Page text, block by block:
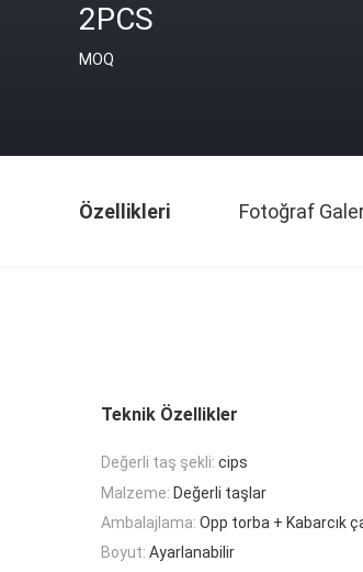
2PCS
MOQ
Özellikleri Fotoğraf
Teknik Özellikler
Değerli taş şekli: cips
Malzeme: Değerli taşlar
Ambalajlama: Opp torba + Kabarcık
Boyut: Ayarlanabilir